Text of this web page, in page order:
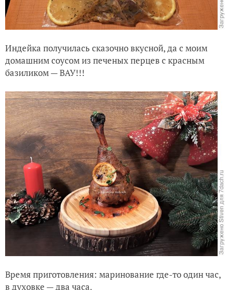
Индейка получилась сказочно вкусной, да с моим
домашним соусом из печеных перцев с красным
базиликом — ВАУ!!!
Время приготовления: маринование где-то один час,
в духовке — два часа.